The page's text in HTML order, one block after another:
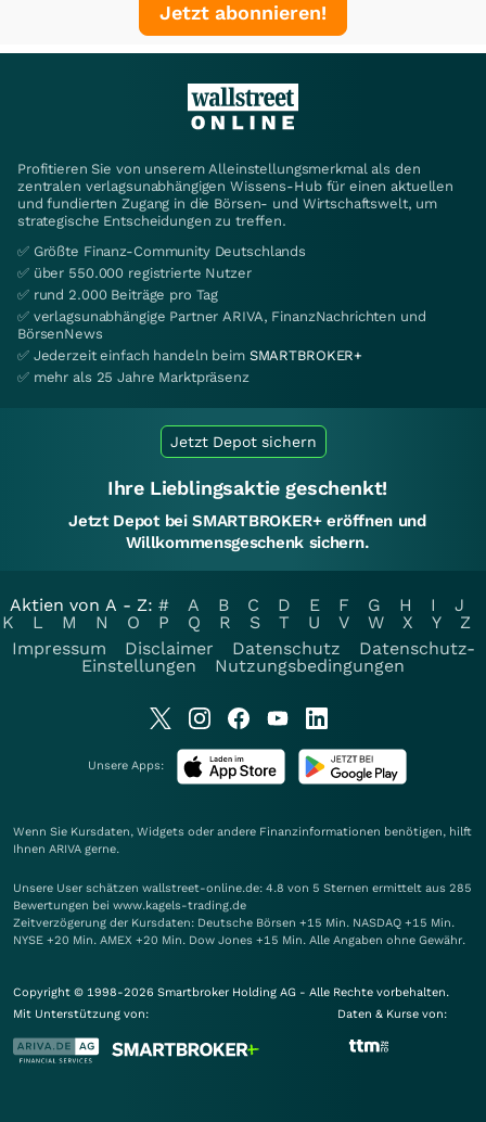
Jetzt abonnieren!
Profitieren Sie von unserem Alleinstellungsmerkmal als den
zentralen verlagsunabhängigen Wissens-Hub für einen aktuellen
und fundierten Zugang in die Börsen- und Wirtschaftswelt, um
strategische Entscheidungen zu treffen.
✅ Größte Finanz-Community Deutschlands
✅ über 550.000 registrierte Nutzer
✅ rund 2.000 Beiträge pro Tag
✅ verlagsunabhängige Partner ARIVA, FinanzNachrichten und
BörsenNews
✅ Jederzeit einfach handeln beim SMARTBROKER+
✅ mehr als 25 Jahre Marktpräsenz
Jetzt Depot sichern
Ihre Lieblingsaktie geschenkt!
Jetzt Depot bei SMARTBROKER+ eröffnen und
Willkommensgeschenk sichern.
Aktien von A - Z: # A B C D E F G H I
J
K
L M N O P Q R S T U V W X Y
Z
Impressum
Disclaimer Datenschutz
Datenschutz-
Einstellungen
Nutzungsbedingungen
Unsere Apps:
Wenn Sie Kursdaten, Widgets oder andere Finanzinformationen benötigen, hilft
Ihnen ARIVA gerne.
Unsere User schätzen wallstreet-online.de: 4.8 von 5 Sternen ermittelt aus 285
Bewertungen bei www.kagels-trading.de
Zeitverzögerung der Kursdaten: Deutsche Börsen +15 Min. NASDAQ +15 Min.
NYSE +20 Min. AMEX +20 Min. Dow Jones +15 Min. Alle Angaben ohne Gewähr.
Copyright © 1998-2026 Smartbroker Holding AG - Alle Rechte vorbehalten.
Mit Unterstützung von:
Daten & Kurse von: